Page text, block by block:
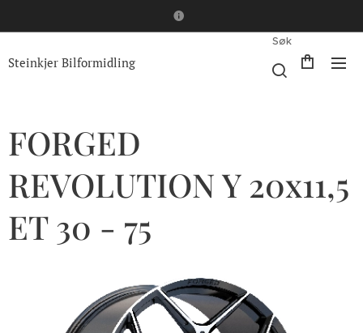
Steinkjer Bilformidling
Søk
FORGED
REVOLUTION Y 20x11,5
ET 30 - 75